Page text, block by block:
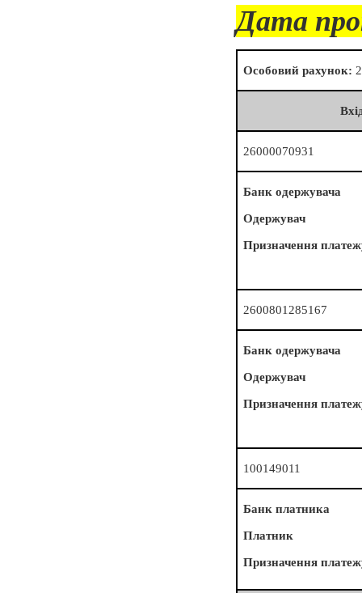
Дата
Особовий рахунок:
26000070931
Банк одержувача
Одержувач
Призначення
2600801285167
Банк одержувача
Одержувач
Призначення
100149011
Банк платника
Платник
Призначення